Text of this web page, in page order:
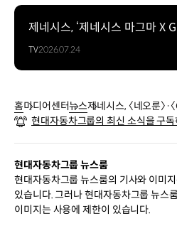
제네시스, ‘제네시스 마그마 X
TV2026.07.24
홈미디어센터뉴스제네시스, 〈네오룬〉·
현대자동차그룹의 최신 소식을 구
현대자동차그룹 뉴스룸
현대자동차그룹 뉴스룸의 기사와 이미
있습니다. 그러나 현대자동차그룹 뉴스
이미지는 사용에 제한이 있습니다.